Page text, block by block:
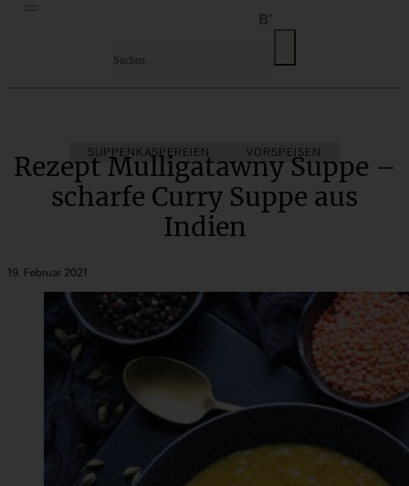
SUPPENKASPEREIEN VORSPEISEN
Rezept Mulligatawny Suppe –
scharfe Curry Suppe aus
Indien
19. Februar 2021